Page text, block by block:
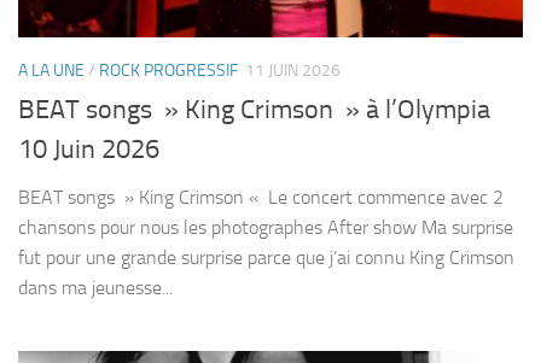
A LA UNE / ROCK PROGRESSIF 11 JUIN 2026
BEAT songs » King Crimson » à l’Olympia
10 Juin 2026
BEAT songs » King Crimson « Le concert commence avec 2
chansons pour nous les photographes After show Ma surprise
fut pour une grande surprise parce que j’ai connu King Crimson
dans ma jeunesse...